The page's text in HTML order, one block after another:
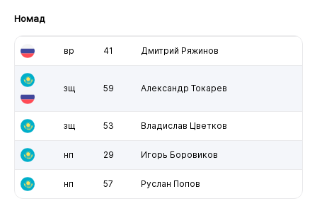
Номад
вр 41 Дмитрий Ряжинов
зщ 59 Александр Токарев
зщ 53 Владислав Цветков
нп 29 Игорь Боровиков
нп 57 Руслан Попов